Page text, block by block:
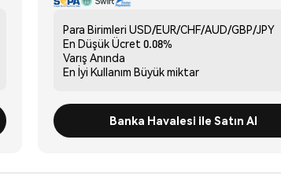
Para Birimleri USD/EUR/CHF/AUD/GBP/JPY
En Düşük Ücret 0.08%
Varış Anında
En İyi Kullanım Büyük miktar
Banka Havalesi ile Satın Al